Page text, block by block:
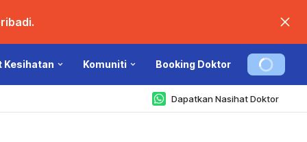
Kesihatan Komuniti Booking Doktor
Dapatkan Nasihat Doktor